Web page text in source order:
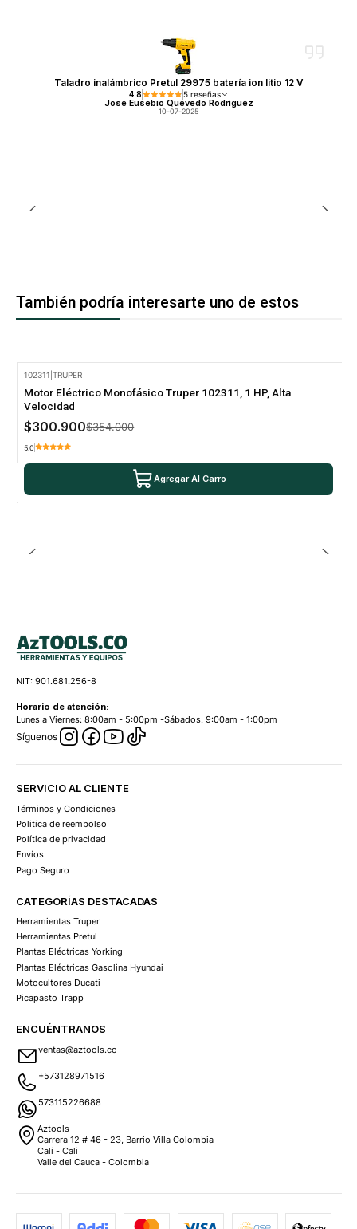
Taladro inalámbrico Pretul 29975 batería ion litio 12 V
4.8 5 reseñas
José Eusebio Quevedo Rodríguez
10-07-2025
También podría interesarte uno de estos
102311 |TRUPER
Motor Eléctrico Monofásico Truper 102311, 1 HP, Alta
Velocidad
$300.900$354.000
5.0
Agregar Al Carro
NIT: 901.681.256-8
Horario de atención:
Lunes a Viernes: 8:00am - 5:00pm -Sábados: 9:00am - 1:00pm
Síguenos
SERVICIO AL CLIENTE
Términos y Condiciones
Politica de reembolso
Política de privacidad
Envíos
Pago Seguro
CATEGORÍAS DESTACADAS
Herramientas Truper
Herramientas Pretul
Plantas Eléctricas Yorking
Plantas Eléctricas Gasolina Hyundai
Motocultores Ducati
Picapasto Trapp
ENCUÉNTRANOS
ventas@aztools.co
+573128971516
573115226688
Aztools
Carrera 12 # 46 - 23, Barrio Villa Colombia
Cali - Cali
Valle del Cauca - Colombia